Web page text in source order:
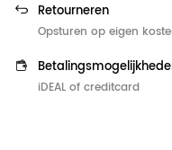
Retourneren
Opsturen op eigen
iDEAL of creditcard